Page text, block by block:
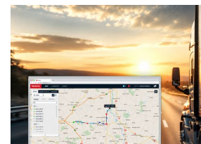
Planiranje i nadgledanje rute
Automatska identifikacija vozača
Otkrijte sve funkcije